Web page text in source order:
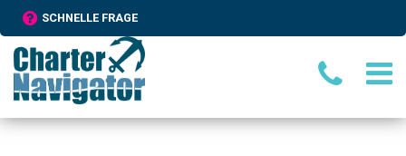
SCHNELLE FRAGE